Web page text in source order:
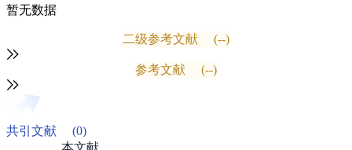
暂无数据
二级参考文献 (--)
参考文献 (--)
共引文献
(0)
本文献